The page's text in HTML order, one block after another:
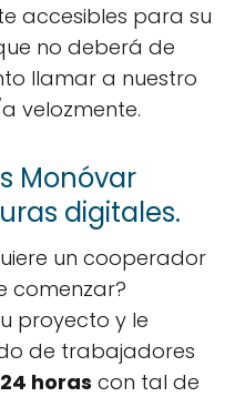
accesibles para su
no deberá de
llamar a nuestro
velozmente.
Monóvar
digitales.
un cooperador
comenzar?
proyecto y le
de trabajadores
horas con tal de